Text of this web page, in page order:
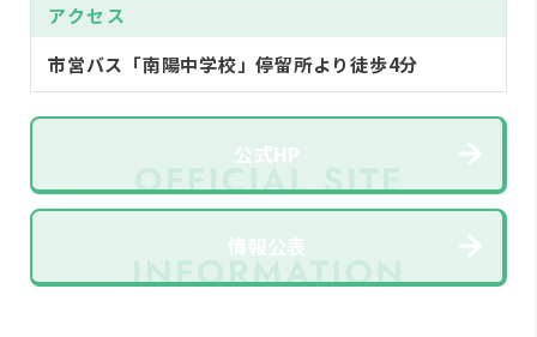
アクセス
市営バス「南陽中学校」停留所より徒歩4分
公式HP
情報公表